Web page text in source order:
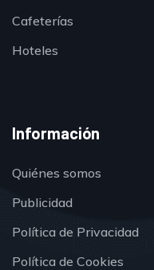
Cafeterías
Hoteles
Información
Quiénes somos
Publicidad
Política de Privacidad
Política de Cookies